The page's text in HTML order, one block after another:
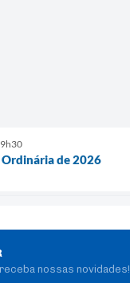
Ordinária de 2026
nossas novidades!